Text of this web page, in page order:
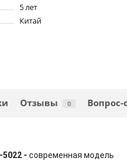
5 лет
Китай
Отзывы 0 Вопрос-
5022 - современная модель